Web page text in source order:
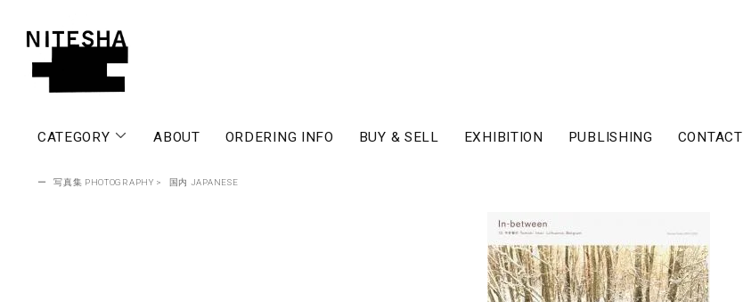
CATEGORY ABOUT ORDERING INFO BUY & SELL EXHIBITION PUBLISHING CONTACT
ー 写真集 PHOTOGRAPHY > 国内 JAPANESE